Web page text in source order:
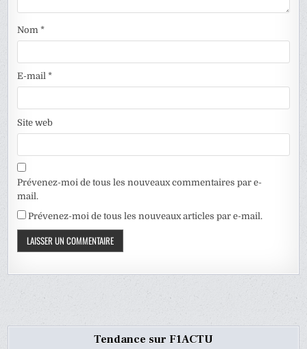
Nom*
E-mail*
Site web
Prévenez-moi de tous les nouveaux commentaires par e-
mail.
Prévenez-moi de tous les nouveaux articles par e-mail.
Tendance sur F1ACTU